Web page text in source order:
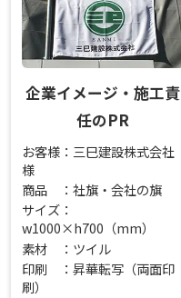
企業イメージ・施工責
任のPR
お客様：三巳建設株式会社
様
商品 ：社旗・会社の旗
サイズ：
w1000×h700（mm）
素材 ：ツイル
印刷 ：昇華転写（両面印
刷）